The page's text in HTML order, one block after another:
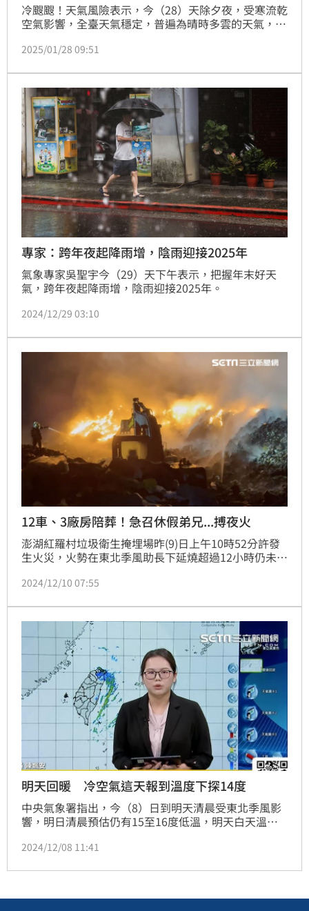
冷颼颼！天氣風險表示，今（28）天除夕夜，受寒流乾
空氣影響，全臺天氣穩定，普遍為晴時多雲的天氣，但
約7-9度；中南部高溫約17-22度，低溫約8-12度。由
沿海空曠及近山平地可能出現3至6度的極低溫。提醒民
眾，面對嚴寒天氣務必做好保暖措施，特別是家中有老
人、幼童或慢性病患者的家庭，應特別留意，避免低
2025/01/28 09:51
專家：跨年夜起降雨增，陰雨迎接2025年
氣象專家吳聖宇今（29）天下午表示，把握年末好天
氣，跨年夜起降雨增，陰雨迎接2025年。
2024/12/29 03:10
12車、3廠房陪葬！急召休假弟兄...搏夜火
澎湖紅羅村垃圾衛生掩埋場昨(9)日上午10時52分許發
生火災，火勢在東北季風助長下延燒超過12小時仍未撲
輪班漏夜灌救。損失慘重，12部垃圾車和機具、3間廠
生沼氣引發自燃。
2024/12/10 07:55
明天回暖 冷空氣這天報到溫度下探14度
中央氣象署指出，今（8）日到明天清晨受東北季風影
響，明日清晨預估仍有15至16度低溫，明天白天溫度
在北部及宜蘭，溫度下探14度，尤其台北達到大陸冷氣
2024/12/08 11:41